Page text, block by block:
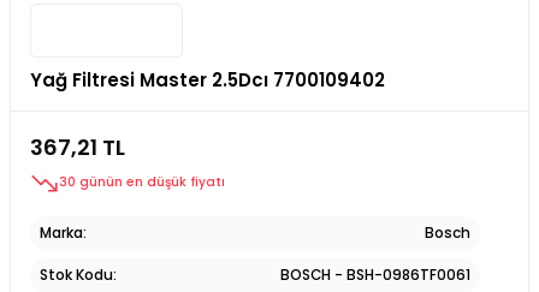
Yağ Filtresi Master 2.5Dcı 7700109402
367,21 TL
30 günün en düşük fiyatı
Marka Bosch
Stok Kodu BOSCH - BSH-0986TF0061